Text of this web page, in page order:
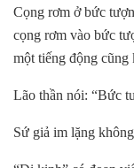
Cọng rơm ở bức
cọng rơm vào bức
một tiếng động cũng
Lão thần nói: “Bức
Sứ giả im lặng